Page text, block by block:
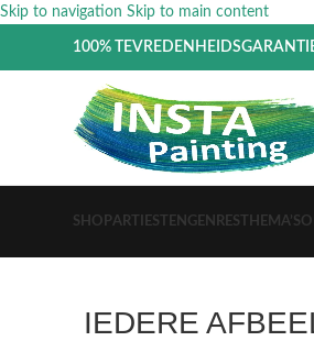
Skip to navigation Skip to main content
100%
SHOPARTIESTEN GENRES THEMA’S
IEDERE